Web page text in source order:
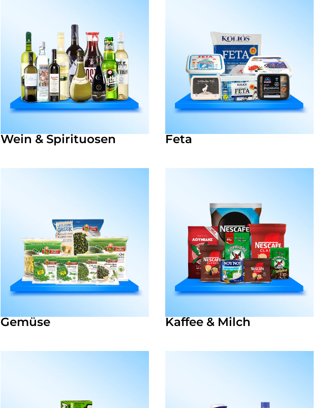
Wein & Spirituosen Feta
Gemüse Kaffee & Milch